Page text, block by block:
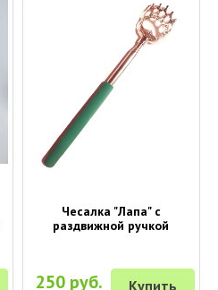
Чесалка "Лапа" с
раздвижной ручкой
250 руб. Купить